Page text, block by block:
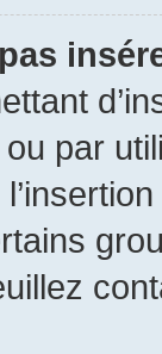
par